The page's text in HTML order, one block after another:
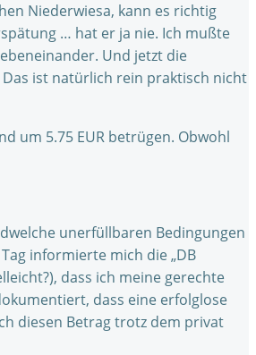
Niederwiesa, kann es richtig
… hat er ja nie. Ich mußte
Und jetzt die
Das ist natürlich rein praktisch nicht
um 5.75 EUR betrügen. Obwohl
unerfüllbaren Bedingungen
informierte mich die „DB
dass ich meine gerechte
dass eine erfolglose
diesen Betrag trotz dem privat